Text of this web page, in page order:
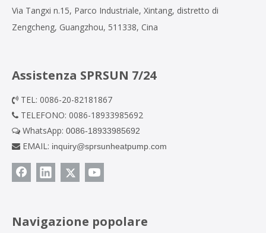
Via Tangxi n.15, Parco Industriale, Xintang, distretto di
Zengcheng, Guangzhou, 511338, Cina
Assistenza SPRSUN 7/24
 TEL: 0086-20-82181867
 TELEFONO: 0086-18933985692
 WhatsApp: 0086-18933985692
 EMAIL: inquiry@sprsunheatpump.com
Navigazione popolare